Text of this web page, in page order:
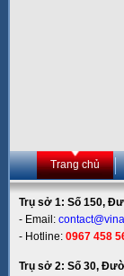
Trang chủ
Trụ sở 1: Số 150,
- Email:
- Hotline: 0967 458
Trụ sở 2: Số 30,